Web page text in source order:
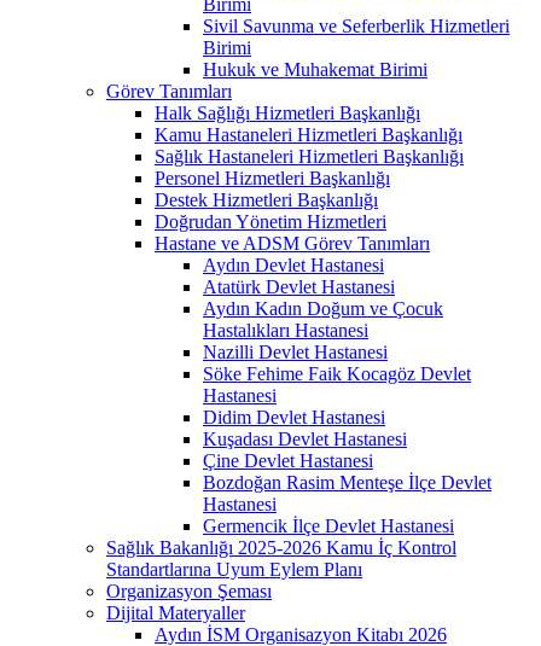
Sivil Savunma ve Seferberlik Hizmetleri
Birimi
Hukuk ve Muhakemat Birimi
Görev Tanımları
Halk Sağlığı Hizmetleri Başkanlığı
Kamu Hastaneleri Hizmetleri Başkanlığı
Sağlık Hastaneleri Hizmetleri Başkanlığı
Personel Hizmetleri Başkanlığı
Destek Hizmetleri Başkanlığı
Doğrudan Yönetim Hizmetleri
Hastane ve ADSM Görev Tanımları
Aydın Devlet Hastanesi
Atatürk Devlet Hastanesi
Aydın Kadın Doğum ve Çocuk
Hastalıkları Hastanesi
Nazilli Devlet Hastanesi
Söke Fehime Faik Kocagöz Devlet
Hastanesi
Didim Devlet Hastanesi
Kuşadası Devlet Hastanesi
Çine Devlet Hastanesi
Bozdoğan Rasim Menteşe İlçe Devlet
Hastanesi
Germencik İlçe Devlet Hastanesi
Sağlık Bakanlığı 2025-2026 Kamu İç Kontrol
Standartlarına Uyum Eylem Planı
Organizasyon Şeması
Dijital Materyaller
Aydın İSM Organisazyon Kitabı 2026